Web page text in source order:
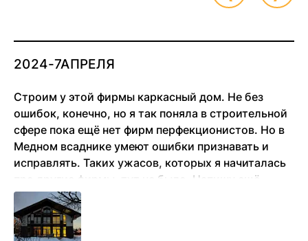
2024-7АПРЕЛЯ
Строим у этой фирмы каркасный дом. Не без
ошибок, конечно, но я так поняла в строительной
сфере пока ещё нет фирм перфекционистов. Но в
Медном всаднике умеют ошибки признавать и
исправлять. Таких ужасов, которых я начиталась
про другие фирмы, тут не было. Напишу ещё
позже отзыв, когда несколько лет в доме
проживём